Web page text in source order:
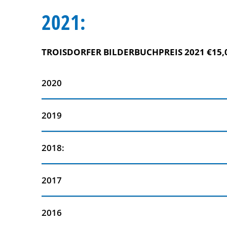
2021:
TROISDORFER BILDERBUCHPREIS 2021
2020
2019
2018:
2017
2016